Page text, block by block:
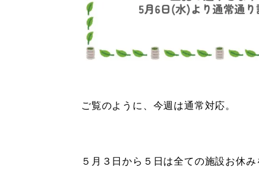
ご覧のように、今週は通常対応。
５月３日から５日は全ての施設お休み